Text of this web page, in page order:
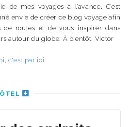
de mes voyages à l’avance. C’est
envie de créer ce blog voyage afin
de routes et de vous inspirer dans
autour du globe. À bientôt. Victor
c'est par ici.